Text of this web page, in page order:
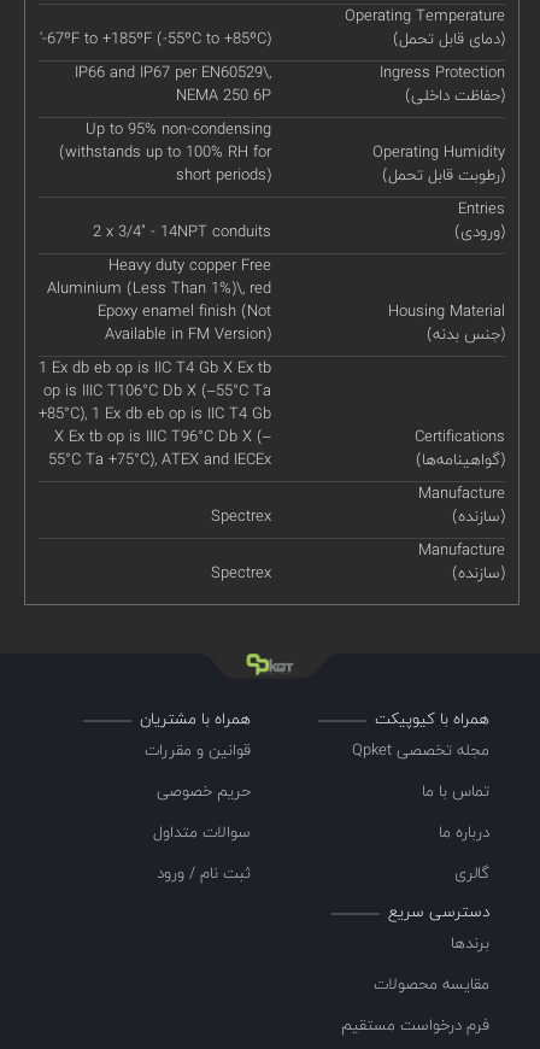
Operating Temperature
(دمای قابل تحمل)
'-67ºF to +185ºF (-55ºC to +85ºC)
Ingress Protection
(حفاظت داخلی)
IP66 and IP67 per EN60529\,
NEMA 250 6P
Operating Humidity
(رطوبت قابل تحمل)
Up to 95% non-condensing
(withstands up to 100% RH for
short periods)
Entries
(ورودی)
2 x 3/4" - 14NPT conduits
Housing Material
(جنس بدنه)
Heavy duty copper Free
Aluminium (Less Than 1%)\, red
Epoxy enamel finish (Not
Available in FM Version)
Certifications
(گواهینامه‌ها)
1 Ex db eb op is IIC T4 Gb X Ex tb
op is IIIC T106°C Db X (–55°C Ta
+85°C), 1 Ex db eb op is IIC T4 Gb
X Ex tb op is IIIC T96°C Db X (–
55°C Ta +75°C), ATEX and IECEx
Manufacture
(سازنده)
Spectrex
Manufacture
(سازنده)
Spectrex
همراه با کیوپیکت
مجله تخصصی Qpket
تماس با ما
درباره ما
گالری
همراه با مشتریان
قوانین و مقررات
حریم خصوصی
سوالات متداول
ثبت نام / ورود
دسترسی سریع
برندها
مقایسه محصولات
فرم درخواست مستقیم